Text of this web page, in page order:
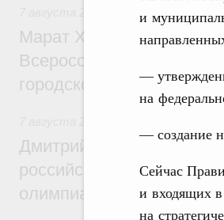
и
—
на
— создание
Сейчас
и входящих в
на
Марат Хуснуллин
Всероссийского
городской среды
Дмитрий Чернышенко и
российскую сборную с
олимпиаде по